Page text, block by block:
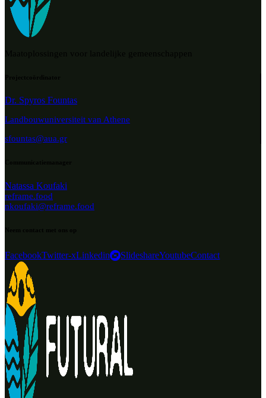
Dr. Spyros Fountas
Landbouwuniversiteit van Athene
sfountas@aua.gr
Natassa Koufaki
reframe.food
nkoufaki@reframe.food
FacebookTwitter-xLinkedin SlideshareYoutubeContact